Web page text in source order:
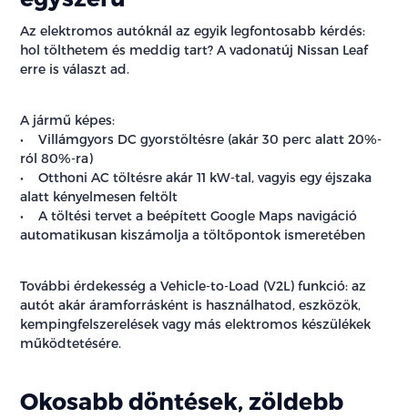
Az elektromos autóknál az egyik legfontosabb kérdés:
hol tölthetem és meddig tart? A vadonatúj Nissan Leaf
erre is választ ad.
A jármű képes:
• Villámgyors DC gyorstöltésre (akár 30 perc alatt 20%-
ról 80%-ra)
• Otthoni AC töltésre akár 11 kW-tal, vagyis egy éjszaka
alatt kényelmesen feltölt
• A töltési tervet a beépített Google Maps navigáció
automatikusan kiszámolja a töltőpontok ismeretében
További érdekesség a Vehicle-to-Load (V2L) funkció: az
autót akár áramforrásként is használhatod, eszközök,
kempingfelszerelések vagy más elektromos készülékek
működtetésére.
Okosabb döntések, zöldebb